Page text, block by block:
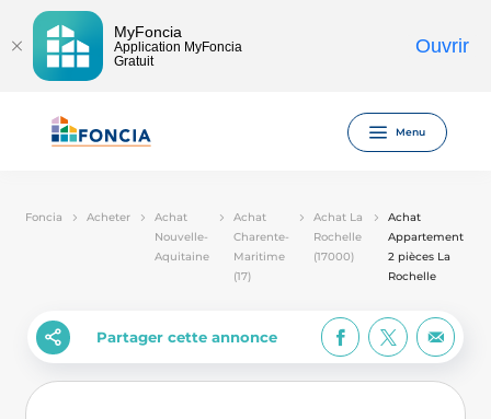
MyFoncia
Application MyFoncia
Gratuit
Ouvrir
Menu
Foncia Acheter
Achat
Nouvelle-
Aquitaine
Achat
Charente-
Maritime
(17)
Achat La
Rochelle
(17000)
Achat
Appartement
2 pièces La
Rochelle
Partager cette annonce